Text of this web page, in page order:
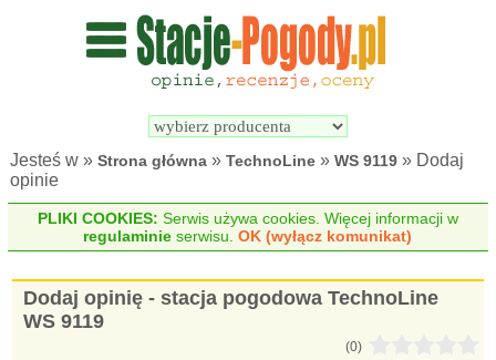
Wyszukiwarka
pogodowych
Jesteś w »Strona główna »TechnoLine »WS 9119 » Dodaj
opinie
PLIKI COOKIES: Serwis używa cookies. Więcej informacji w
regulaminie serwisu.OK (wyłącz komunikat)
Dodaj opinię - stacja pogodowa TechnoLine
WS 9119
(0)